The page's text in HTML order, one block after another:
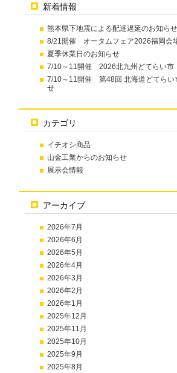
新着情報
熊本県下地震による配達遅延のお知らせ
8/21開催 オータムフェア2026福岡会
夏季休業日のお知らせ
7/10～11開催 2026北九州どてらい
7/10～11開催 第48回 北海道どてら
せ
カテゴリ
イチオシ商品
山金工業からのお知らせ
展示会情報
アーカイブ
2026年7月
2026年6月
2026年5月
2026年4月
2026年3月
2026年2月
2026年1月
2025年12月
2025年11月
2025年10月
2025年9月
2025年8月